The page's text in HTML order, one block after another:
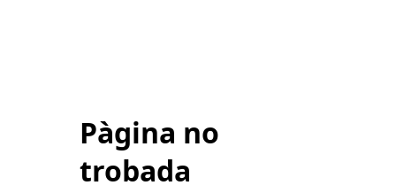
Pàgina no
trobada